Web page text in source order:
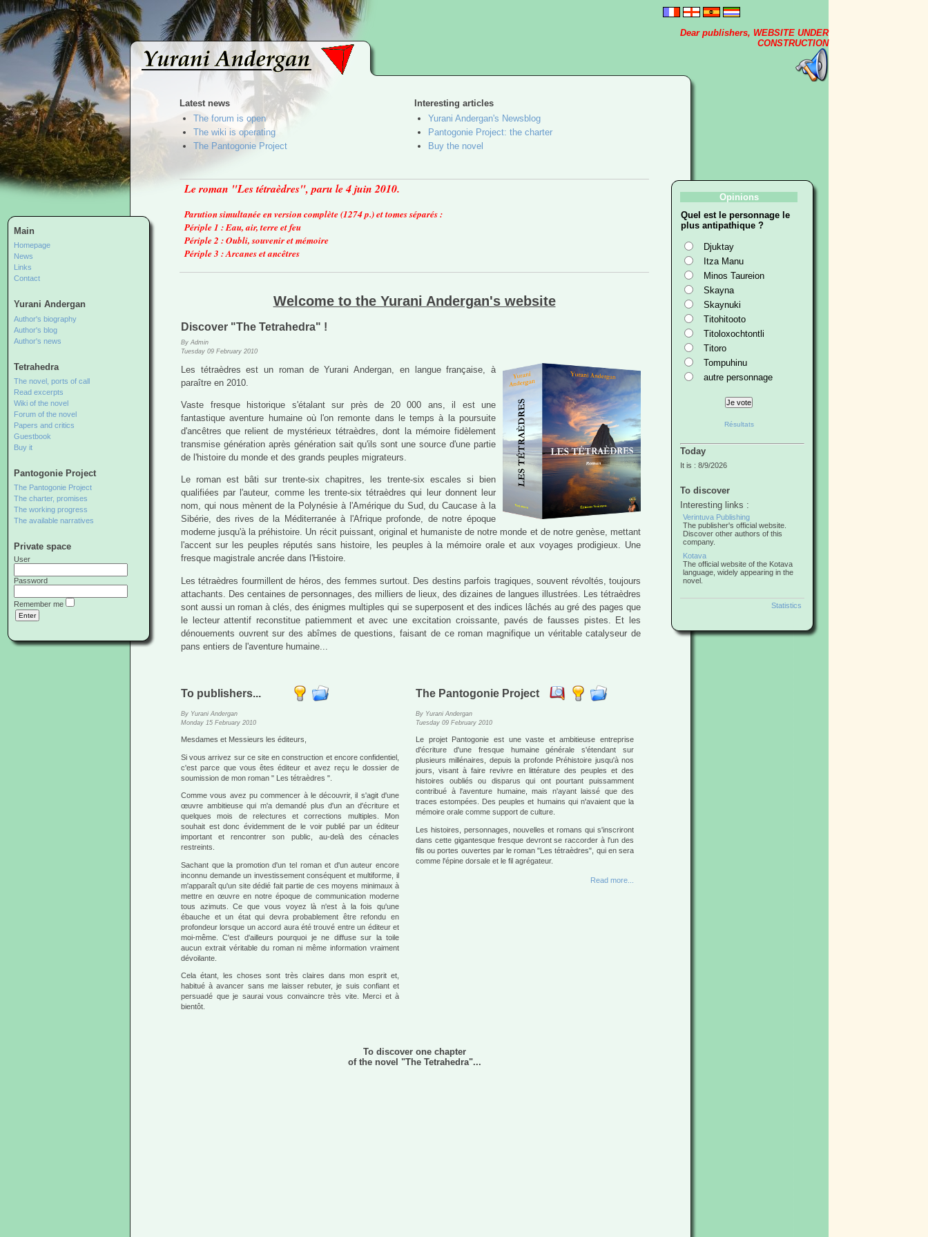
Main
Homepage
News
Links
Contact
Yurani Andergan
Author's biography
Author's blog
Author's news
Tetrahedra
The novel, ports of call
Read excerpts
Wiki of the novel
Forum of the novel
Papers and critics
Guestbook
Buy it
Pantogonie Project
The Pantogonie Project
The charter, promises
The working progress
The available narratives
Private space
User
Password
Remember me
Dear publishers, WEBSITE UNDER
CONSTRUCTION
Opinions
Quel est le personnage le
plus antipathique ?
Djuktay
Itza Manu
Minos Taureion
Skayna
Skaynuki
Titohitooto
Titoloxochtontli
Titoro
Tompuhinu
autre personnage
Résultats
Today
It is : 8/9/2026
To discover
Interesting links :
Verintuva Publishing
The publisher's official website.
Discover other authors of this
company.
Kotava
The official website of the Kotava
language, widely appearing in the
novel.
Statistics
Latest news
The forum is open
The wiki is operating
The Pantogonie Project
Interesting articles
Yurani Andergan's Newsblog
Pantogonie Project: the charter
Buy the novel
Le roman "Les tétraèdres", paru le 4 juin 2010.
Parution simultanée en version complète (1274 p.) et tomes séparés :
Périple 1 : Eau, air, terre et feu
Périple 2 : Oubli, souvenir et mémoire
Périple 3 : Arcanes et ancêtres
Welcome to the Yurani Andergan's website
Discover "The Tetrahedra" !
By Admin
Tuesday 09 February 2010
Les tétraèdres est un roman de Yurani Andergan, en langue française, à
paraître en 2010.
Vaste fresque historique s'étalant sur près de 20 000 ans, il est une
fantastique aventure humaine où l'on remonte dans le temps à la poursuite
d'ancêtres que relient de mystérieux tétraèdres, dont la mémoire fidèlement
transmise génération après génération sait qu'ils sont une source d'une partie
de l'histoire du monde et des grands peuples migrateurs.
Le roman est bâti sur trente-six chapitres, les trente-six escales si bien
qualifiées par l'auteur, comme les trente-six tétraèdres qui leur donnent leur
nom, qui nous mènent de la Polynésie à l'Amérique du Sud, du Caucase à la
Sibérie, des rives de la Méditerranée à l'Afrique profonde, de notre époque
moderne jusqu'à la préhistoire. Un récit puissant, original et humaniste de notre monde et de notre genèse, mettant
l'accent sur les peuples réputés sans histoire, les peuples à la mémoire orale et aux voyages prodigieux. Une
fresque magistrale ancrée dans l'Histoire.
Les tétraèdres fourmillent de héros, des femmes surtout. Des destins parfois tragiques, souvent révoltés, toujours
attachants. Des centaines de personnages, des milliers de lieux, des dizaines de langues illustrées. Les tétraèdres
sont aussi un roman à clés, des énigmes multiples qui se superposent et des indices lâchés au gré des pages que
le lecteur attentif reconstitue patiemment et avec une excitation croissante, pavés de fausses pistes. Et les
dénouements ouvrent sur des abîmes de questions, faisant de ce roman magnifique un véritable catalyseur de
pans entiers de l'aventure humaine...
To publishers...
By Yurani Andergan
Monday 15 February 2010
Mesdames et Messieurs les éditeurs,
Si vous arrivez sur ce site en construction et encore confidentiel,
c'est parce que vous êtes éditeur et avez reçu le dossier de
soumission de mon roman " Les tétraèdres ".
Comme vous avez pu commencer à le découvrir, il s'agit d'une
œuvre ambitieuse qui m'a demandé plus d'un an d'écriture et
quelques mois de relectures et corrections multiples. Mon
souhait est donc évidemment de le voir publié par un éditeur
important et rencontrer son public, au-delà des cénacles
restreints.
Sachant que la promotion d'un tel roman et d'un auteur encore
inconnu demande un investissement conséquent et multiforme, il
m'apparaît qu'un site dédié fait partie de ces moyens minimaux à
mettre en œuvre en notre époque de communication moderne
tous azimuts. Ce que vous voyez là n'est à la fois qu'une
ébauche et un état qui devra probablement être refondu en
profondeur lorsque un accord aura été trouvé entre un éditeur et
moi-même. C'est d'ailleurs pourquoi je ne diffuse sur la toile
aucun extrait véritable du roman ni même information vraiment
dévoilante.
Cela étant, les choses sont très claires dans mon esprit et,
habitué à avancer sans me laisser rebuter, je suis confiant et
persuadé que je saurai vous convaincre très vite. Merci et à
bientôt.
The Pantogonie Project
By Yurani Andergan
Tuesday 09 February 2010
Le projet Pantogonie est une vaste et ambitieuse entreprise
d'écriture d'une fresque humaine générale s'étendant sur
plusieurs millénaires, depuis la profonde Préhistoire jusqu'à nos
jours, visant à faire revivre en littérature des peuples et des
histoires oubliés ou disparus qui ont pourtant puissamment
contribué à l'aventure humaine, mais n'ayant laissé que des
traces estompées. Des peuples et humains qui n'avaient que la
mémoire orale comme support de culture.
Les histoires, personnages, nouvelles et romans qui s'inscriront
dans cette gigantesque fresque devront se raccorder à l'un des
fils ou portes ouvertes par le roman "Les tétraèdres", qui en sera
comme l'épine dorsale et le fil agrégateur.
Read more...
To discover one chapter
of the novel "The Tetrahedra"...